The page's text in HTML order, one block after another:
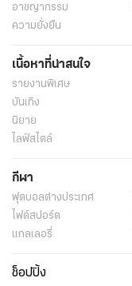
อาชญากรรม
ความยั่งยืน
เนื้อหาที่น่าสนใจ
รายงานพิเศษ
บันเทิง
นิยาย
ไลฟ์สไตล์
กีฬา
ฟุตบอลต่่างประเทศ
ไฟต์สปอร์ต
แกลเลอรี่
ช็อปปิ้ง